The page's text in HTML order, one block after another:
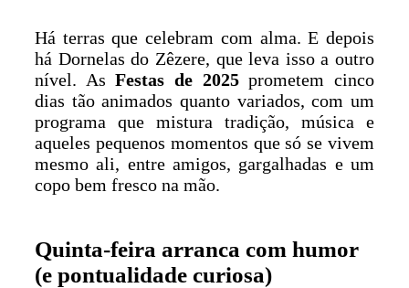
Há terras que celebram com alma. E depois
há Dornelas do Zêzere, que leva isso a outro
nível. AsFestas de 2025prometem cinco
dias tão animados quanto variados, com um
programa que mistura tradição, música e
aqueles pequenos momentos que só se vivem
mesmo ali, entre amigos, gargalhadas e um
copo bem fresco na mão.
Quinta-feira arranca com humor
(e pontualidade curiosa)